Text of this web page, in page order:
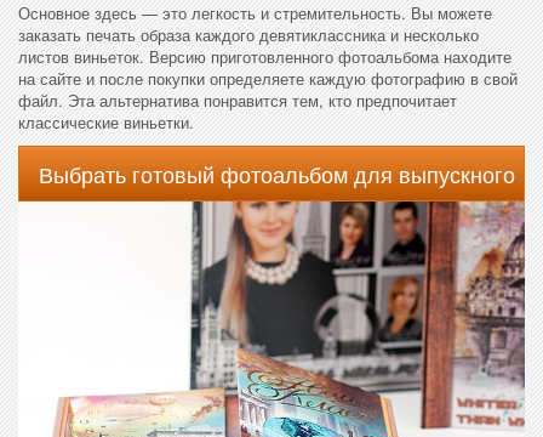
Основное здесь — это легкость и стремительность. Вы можете
заказать печать образа каждого девятиклассника и несколько
листов виньеток. Версию приготовленного фотоальбома находите
на сайте и после покупки определяете каждую фотографию в свой
файл. Эта альтернатива понравится тем, кто предпочитает
классические виньетки.
Выбрать готовый фотоальбом для выпускного